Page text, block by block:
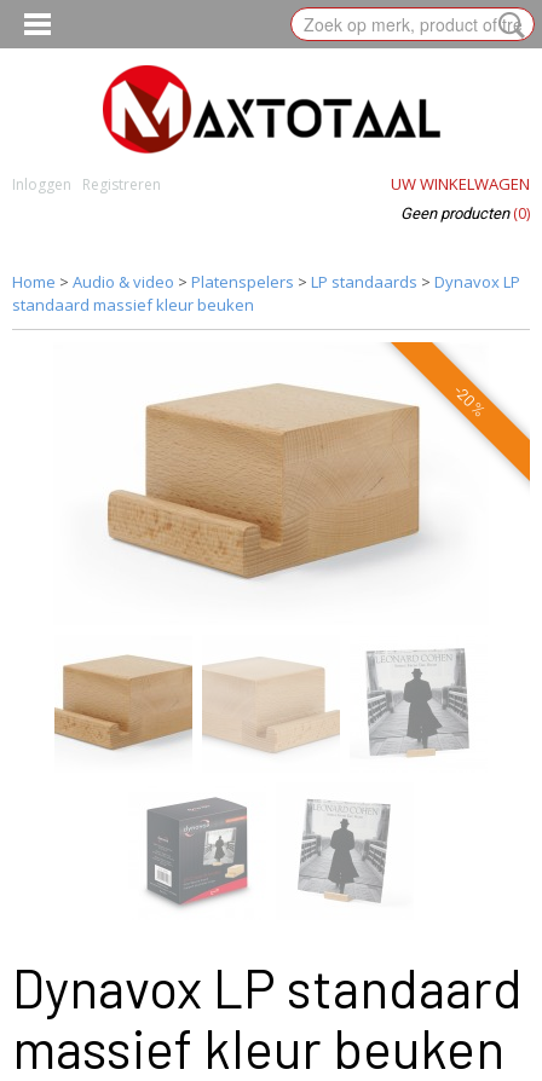
Inloggen Registreren UW WINKELWAGEN
Geen producten (0)
Home > Audio & video > Platenspelers > LP standaards > Dynavox LP
standaard massief kleur beuken
-20%
Dynavox LP standaard
massief kleur beuken